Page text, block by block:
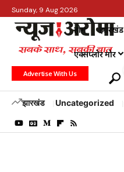
Sunday, 9 Aug 2026
होम झारखंड
एक्सप्लोर मोर
Advertise With Us
झारखंड Uncategorized